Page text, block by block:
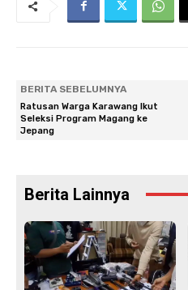
BERITA SEBELUMNYA
Ratusan Warga Karawang Ikut
Seleksi Program Magang ke
Jepang
Berita Lainnya